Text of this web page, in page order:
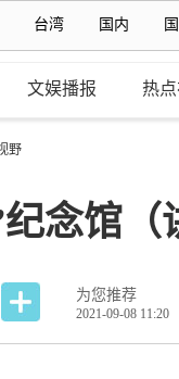
台湾 国内
文娱播报 热
野
念馆（
为您推荐
2021-09-08 11:20